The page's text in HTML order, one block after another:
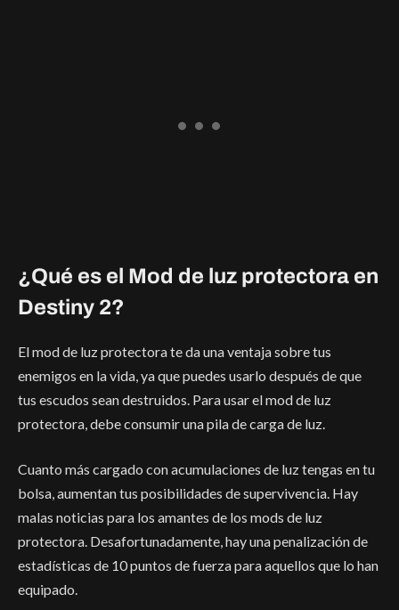
¿Qué es el Mod de luz protectora en
Destiny 2?
El mod de luz protectora te da una ventaja sobre tus
enemigos en la vida, ya que puedes usarlo después de que
tus escudos sean destruidos. Para usar el mod de luz
protectora, debe consumir una pila de carga de luz.
Cuanto más cargado con acumulaciones de luz tengas en tu
bolsa, aumentan tus posibilidades de supervivencia. Hay
malas noticias para los amantes de los mods de luz
protectora. Desafortunadamente, hay una penalización de
estadísticas de 10 puntos de fuerza para aquellos que lo han
equipado.